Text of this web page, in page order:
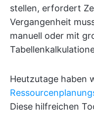
stellen, erfordert
Vergangenheit
manuell oder mit
Heutzutage haben
Diese hilfreichen